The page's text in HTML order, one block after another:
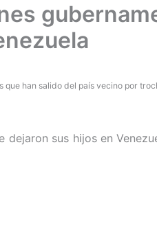
han salido del país vecino por
sus hijos en